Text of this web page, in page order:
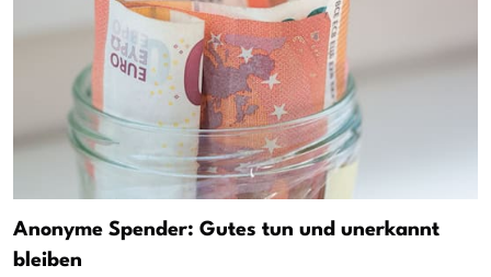
Anonyme Spender: Gutes tun und unerkannt
bleiben